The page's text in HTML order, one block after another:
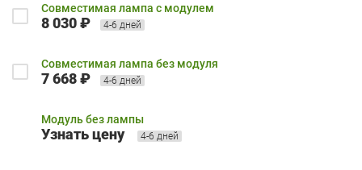
Совместимая лампа с модулем
8 030 ₽ 4-6 дней
Совместимая лампа без модуля
7 668 ₽ 4-6 дней
Модуль без лампы
Узнать цену 4-6 дней